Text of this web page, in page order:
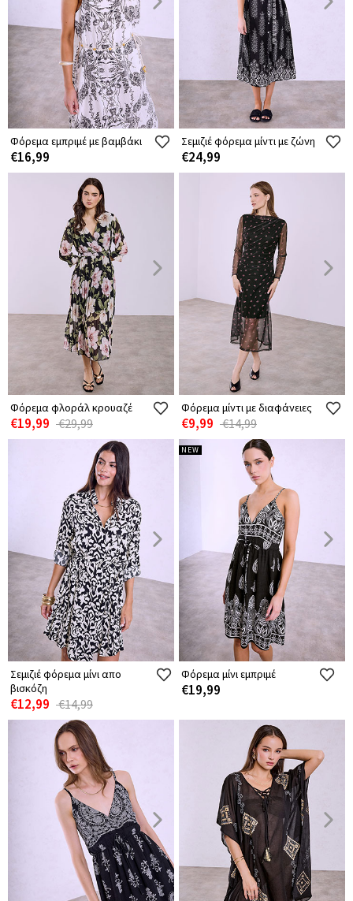
Φόρεμα εμπριμέ με βαμβάκι
€16,99
Σεμιζιέ φόρεμα μίντι με ζώνη
€24,99
Φόρεμα φλοράλ κρουαζέ
€19,99 €29,99
Φόρεμα μίντι με διαφάνειες
€9,99 €14,99
Σεμιζιέ φόρεμα μίνι απο
βισκόζη
€12,99 €14,99
NEW
Φόρεμα μίνι εμπριμέ
€19,99